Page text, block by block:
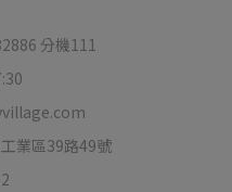
分機111
業區39路49號